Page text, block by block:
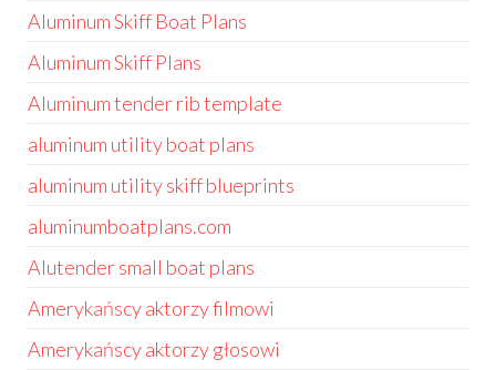
Aluminum Skiff Boat Plans
Aluminum Skiff Plans
Aluminum tender rib template
aluminum utility boat plans
aluminum utility skiff blueprints
aluminumboatplans.com
Alutender small boat plans
Amerykańscy aktorzy filmowi
Amerykańscy aktorzy głosowi